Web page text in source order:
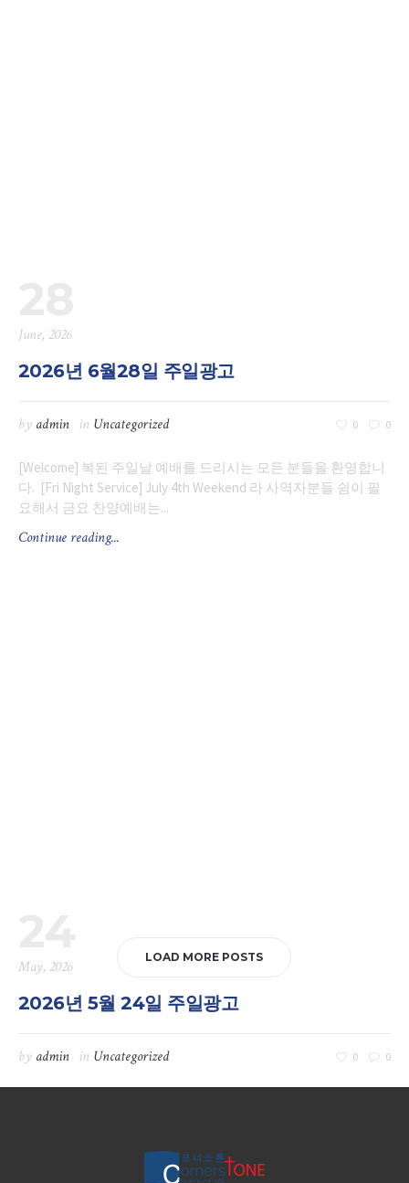
June, 2026
2026년 6월28일 주일광고
by admin in Uncategorized 0 0
[Welcome] 복된 주일날 예배를 드리시는 모든 분들을 환영합니
다. [Fri Night Service] July 4th Weekend 라 사역자분들 쉼이 필
요해서 금요 찬양예배는...
Continue reading...
May, 2026
2026년 5월 24일 주일광고
by admin in Uncategorized 0 0
LOAD MORE POSTS